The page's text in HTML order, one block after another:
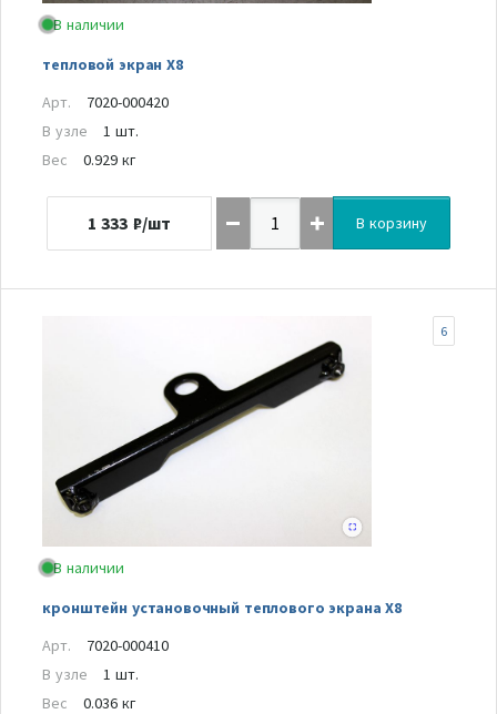
В наличии
тепловой экран Х8
Арт.
7020-000420
В узле
1 шт.
Вес
0.929 кг
1 333 ₽/шт В корзину
В наличии
кронштейн установочный теплового экрана Х8
6
Арт.
7020-000410
В узле
1 шт.
Вес
0.036 кг